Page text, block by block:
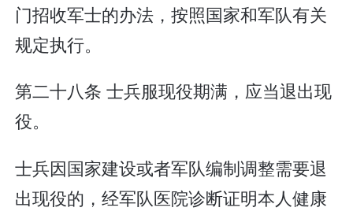
门招收军士的办法，按照国家和军队有关
规定执行。
第二十八条 士兵服现役期满，应当退出现
役。
士兵因国家建设或者军队编制调整需要退
出现役的，经军队医院诊断证明本人健康